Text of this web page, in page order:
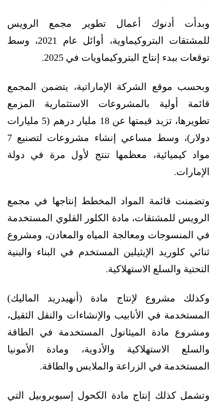
وبدأت أدنوك أعمال تطوير مجمع الرويس
للمشتقات البتروكيماوية، أوائل عام 2021، وسط
توقعات ببدء إنتاج البتروكيماويات في 2025.
وبحسب موقع الشركة الإماراتية، يتضمن المجمع
قائمة أولية بالمشروعات الاستثمارية المزمع
تطويرها، تزيد قيمتها عن 18 مليار درهم (5 مليارات
دولار)، وسط مساعي إنشاء مشروعات لتصنيع 7
مواد كيميائية، معظمها تنتج لأول مرة في دولة
الإمارات.
وتضمنت قائمة المواد المخطط إنتاجها في مجمع
الرويس للمشتقات، مادة الكلور القلوي المستخدمة
في المنسوجات ومعالجة المياه والمعادن، ومشروع
ثنائي كلوريد الإيثيلين المستخدم في البناء والبنية
التحتية والسلع الاستهلاكية.
وكذلك مشروع لإنتاج مادة (أنهيدريد الماليك)
المستخدمة في الأنابيب والإنشاءات والنقل الثقيل،
ومشروع مادة الميثانول المستخدمة في الطاقة
والسلع الاستهلاكية والأدوية، ومادة الأمونيا
المستخدمة في الزراعة والملابس والطاقة.
وتشمل كذلك إنتاج مادة الكحول إسبوبروبيل التي